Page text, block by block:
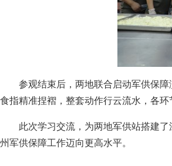
参观结束后，两地联合启动军供保
食指精准捏褶，整套动作行云流水，各
此次学习交流，为两地军供站搭建
州军供保障工作迈向更高水平。